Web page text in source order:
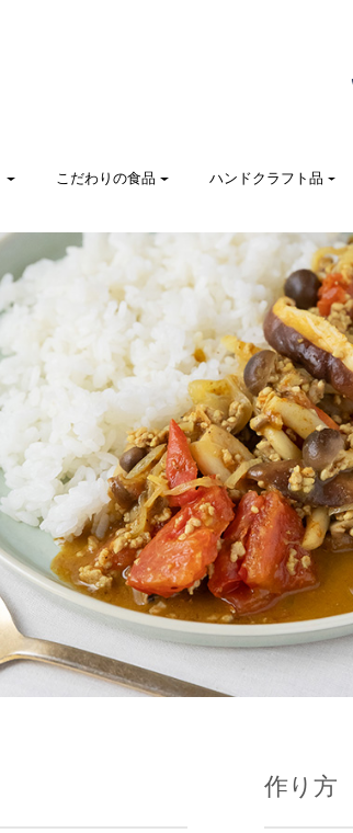
こだわりの食品 ハンドクラフト品
作り方